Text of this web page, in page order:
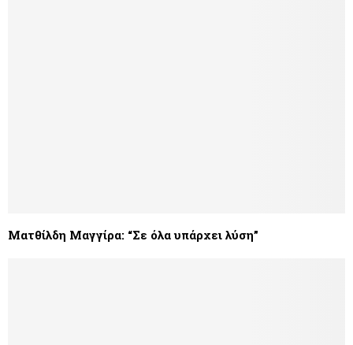
Ματθίλδη Μαγγίρα: “Σε όλα υπάρχει λύση”